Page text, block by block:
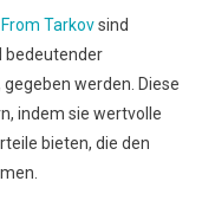
Tarkovsind
bedeutender
werden. Diese
indem sie wertvolle
bieten, die den